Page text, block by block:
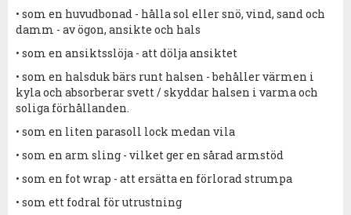
• som en huvudbonad - hålla sol eller snö, vind, sand och
damm - av ögon, ansikte och hals
• som en ansiktsslöja - att dölja ansiktet
• som en halsduk bärs runt halsen - behåller värmen i
kyla och absorberar svett / skyddar halsen i varma och
soliga förhållanden.
• som en liten parasoll lock medan vila
• som en arm sling - vilket ger en sårad armstöd
• som en fot wrap - att ersätta en förlorad strumpa
• som ett fodral för utrustning